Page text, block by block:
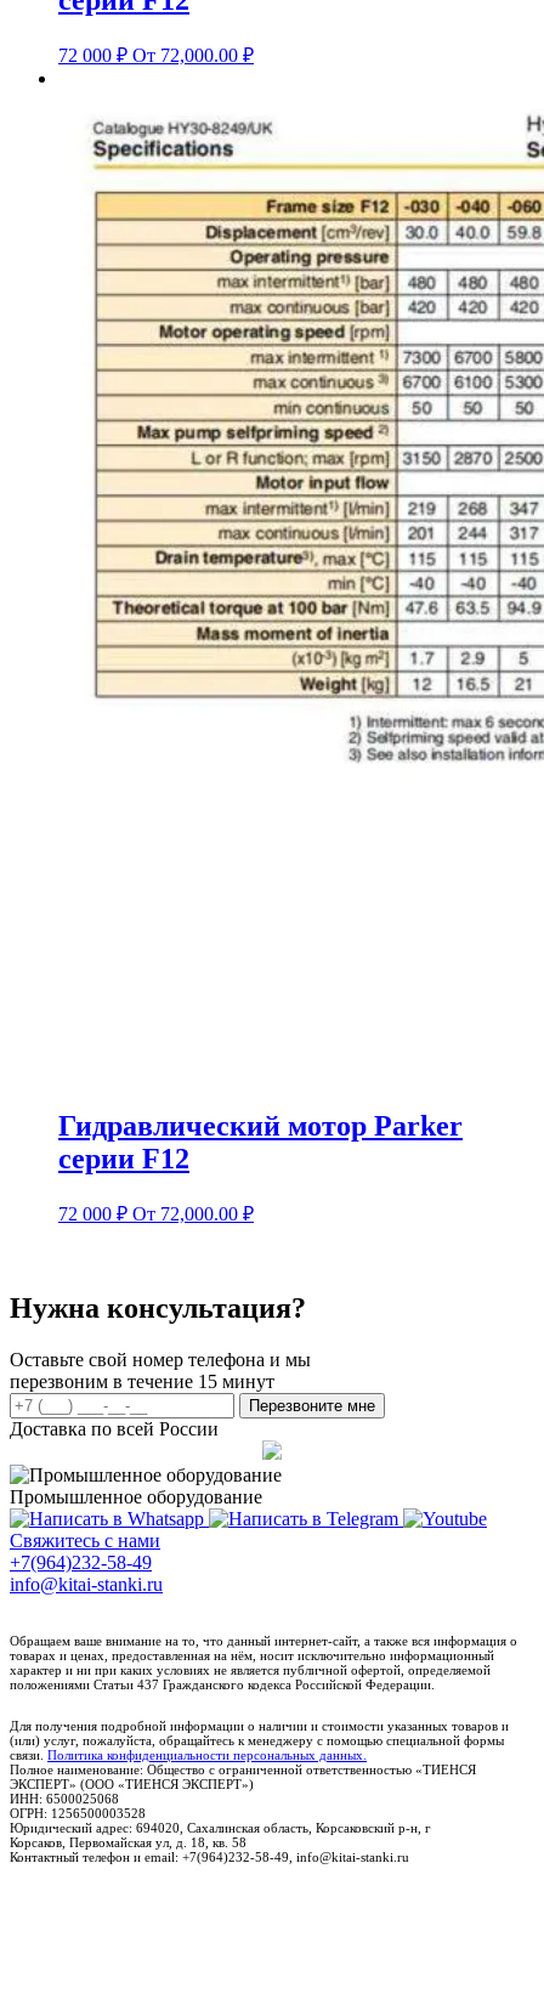
72 000 ₽ От 72,000.00 ₽
Гидравлический мотор Parker
серии F12
72 000 ₽ От 72,000.00 ₽
Нужна консультация?
Оставьте свой номер телефона и мы
перезвоним в течение 15 минут
Перезвоните мне
Доставка по всей России
Промышленное оборудование
Свяжитесь с нами
+7(964)232-58-49
info@kitai-stanki.ru
Обращаем ваше внимание на то, что данный интернет-сайт, а также вся информация о
товарах и ценах, предоставленная на нём, носит исключительно информационный
характер и ни при каких условиях не является публичной офертой, определяемой
положениями Статьи 437 Гражданского кодекса Российской Федерации.
Для получения подробной информации о наличии и стоимости указанных товаров и
(или) услуг, пожалуйста, обращайтесь к менеджеру с помощью специальной формы
связи. Политика конфиденциальности персональных данных.
Полное наименование: Общество с ограниченной ответственностью «ТИЕНСЯ
ЭКСПЕРТ» (ООО «ТИЕНСЯ ЭКСПЕРТ»)
ИНН: 6500025068
ОГРН: 1256500003528
Юридический адрес: 694020, Сахалинская область, Корсаковский р-н, г
Корсаков, Первомайская ул, д. 18, кв. 58
Контактный телефон и email: +7(964)232-58-49, info@kitai-stanki.ru